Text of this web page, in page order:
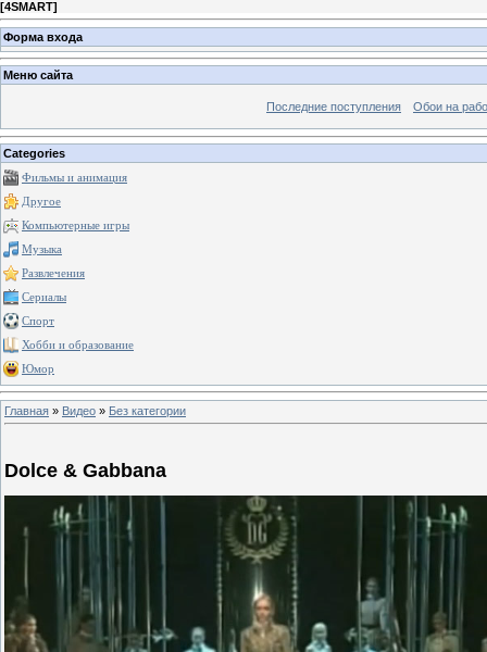
[4SMART]
Форма входа
Меню сайта
Последние поступления Обои на
Categories
Фильмы и анимация
Другое
Компьютерные игры
Музыка
Развлечения
Сериалы
Спорт
Хобби и образование
Юмор
Главная » Видео » Без категории
Dolce & Gabbana